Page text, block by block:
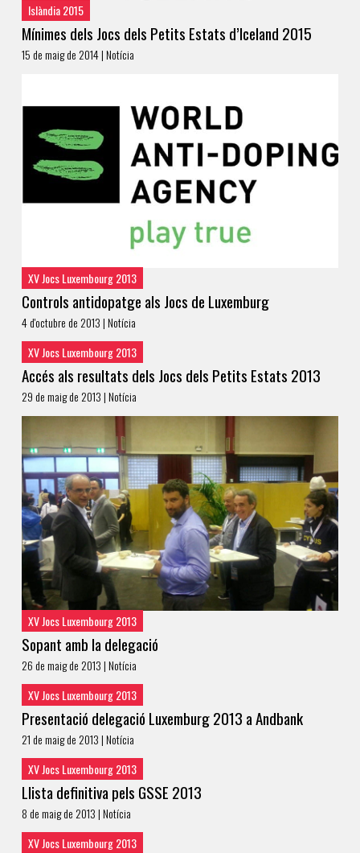
Islàndia 2015
Mínimes dels Jocs dels Petits Estats d’Iceland 2015
15 de maig de 2014 | Notícia
XV Jocs Luxembourg 2013
Controls antidopatge als Jocs de Luxemburg
4 d'octubre de 2013 | Notícia
XV Jocs Luxembourg 2013
Accés als resultats dels Jocs dels Petits Estats 2013
29 de maig de 2013 | Notícia
XV Jocs Luxembourg 2013
Sopant amb la delegació
26 de maig de 2013 | Notícia
XV Jocs Luxembourg 2013
Presentació delegació Luxemburg 2013 a Andbank
21 de maig de 2013 | Notícia
XV Jocs Luxembourg 2013
Llista definitiva pels GSSE 2013
8 de maig de 2013 | Notícia
XV Jocs Luxembourg 2013